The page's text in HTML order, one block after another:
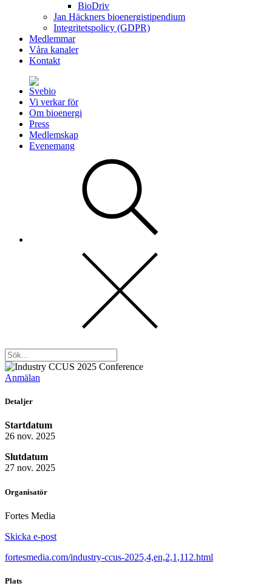
BioDriv
Jan Häckners bioenergistipendium
Integritetspolicy (GDPR)
Medlemmar
Våra kanaler
Kontakt
Vi verkar för
Om bioenergi
Press
Medlemskap
Evenemang
Anmälan
Detaljer
Startdatum
26 nov. 2025
Slutdatum
27 nov. 2025
Organisatör
Fortes Media
Skicka e-post
fortesmedia.com/industry-ccus-2025,4,en,2,1,112.html
Plats